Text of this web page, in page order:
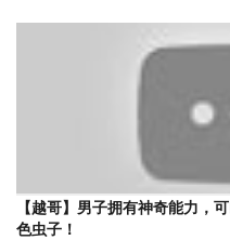
【越哥】男子拥有神奇能力，
色虫子！